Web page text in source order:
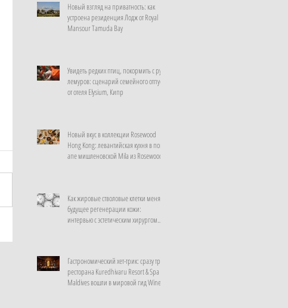
Новый взгляд на приватность: как
устроена резиденция Лодж от Royal
Mansour Tamuda Bay
Увидеть редких птиц, покормить с рук
лемуров: сценарий семейного отпуска
от отеля Elysium, Кипр
Новый вкус в коллекции Rosewood
Hong Kong: левантийская кухня в поп-
апе мишленовской Mila из Rosewood
Как жировые стволовые клетки меняют
будущее регенерации кожи:
интервью с эстетическим хирургом
Гастрономический хет-трик: сразу три
ресторана Kuredhivaru Resort & Spa
Maldives вошли в мировой гид Wine